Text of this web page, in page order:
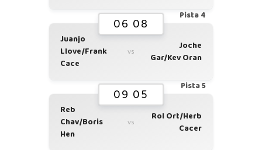
Pista 4
06 08
Juanjo
Llove/Frank
Cace
vs
Joche
Gar/Kev Oran
Pista 5
09 05
Reb
Chav/Boris
Hen
vs
Rol Ort/Herb
Cacer